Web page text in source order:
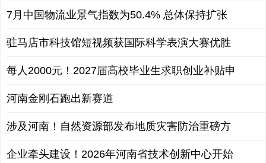
7月中国物流业景气指数为50.4% 总体保持扩张
驻马店市科技馆短视频获国际科学表演大赛优胜
每人2000元！2027届高校毕业生求职创业补贴申
河南金刚石跑出新赛道
涉及河南！自然资源部发布地质灾害防治重磅方
企业牵头建设！2026年河南省技术创新中心开始